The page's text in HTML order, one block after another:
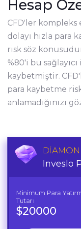
Hesap
CFD'ler kompleks
dolayı hızla para
risk söz
%80'i bu
kaybetmiştir.
para kaybetme
anlamadığınızı
Inveslo
Minimum Para
Tutarı
$20000